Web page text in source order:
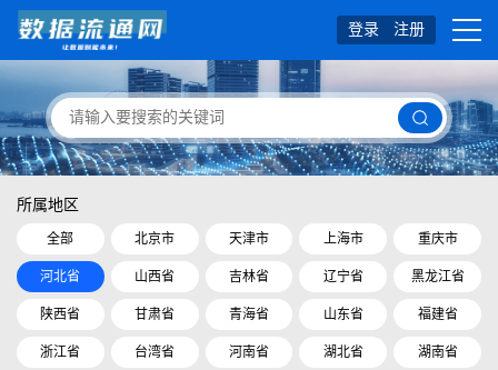
登录 注册
所属地区
全部 北京市 天津市 上海市 重庆市
河北省 山西省 吉林省 辽宁省 黑龙江省
陕西省 甘肃省 青海省 山东省 福建省
浙江省 台湾省 河南省 湖北省 湖南省